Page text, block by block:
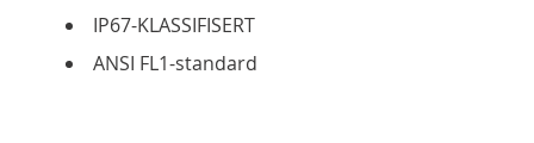
IP67-KLASSIFISERT
ANSI FL1-standard